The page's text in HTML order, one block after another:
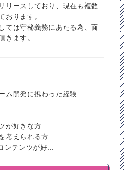
リースしており、現在も複数
おります。
ては守秘義務にあたる為、面
きます。
ム開発に携わった経験
が好きな方
考えられる方
ンテンツが好...